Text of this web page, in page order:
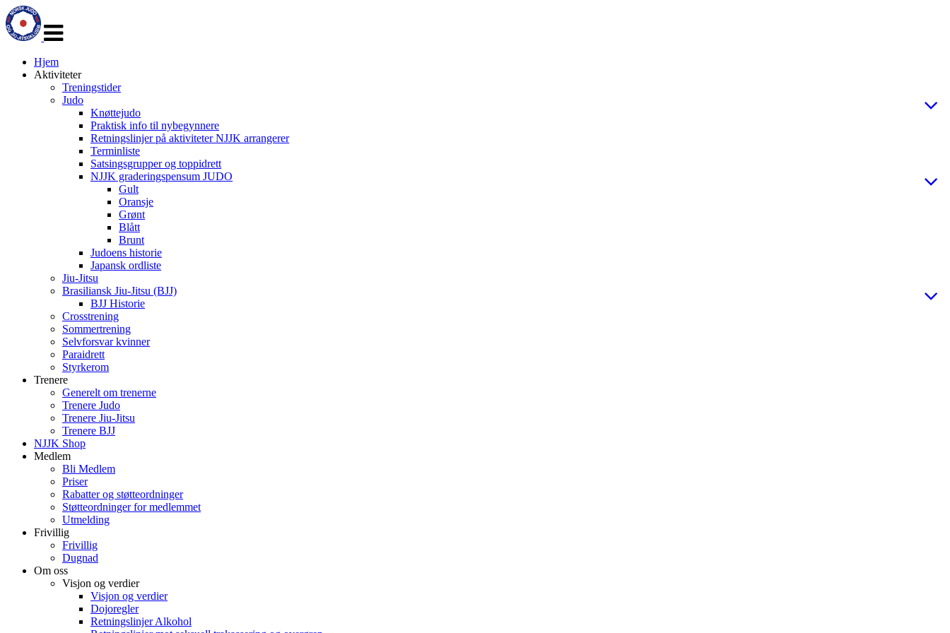
navigasjon
Hjem
Aktiviteter
Treningstider
Judo
Knøttejudo
Praktisk info til nybegynnere
Retningslinjer på aktiviteter NJJK arrangerer
Terminliste
Satsingsgrupper og toppidrett
NJJK graderingspensum JUDO
Gult
Oransje
Grønt
Blått
Brunt
Judoens historie
Japansk ordliste
Jiu-Jitsu
Brasiliansk Jiu-Jitsu (BJJ)
BJJ Historie
Crosstrening
Sommertrening
Selvforsvar kvinner
Paraidrett
Styrkerom
Trenere
Generelt om trenerne
Trenere Judo
Trenere Jiu-Jitsu
Trenere BJJ
NJJK Shop
Medlem
Bli Medlem
Priser
Rabatter og støtteordninger
Støtteordninger for medlemmet
Utmelding
Frivillig
Frivillig
Dugnad
Om oss
Visjon og verdier
Visjon og verdier
Dojoregler
Retningslinjer Alkohol